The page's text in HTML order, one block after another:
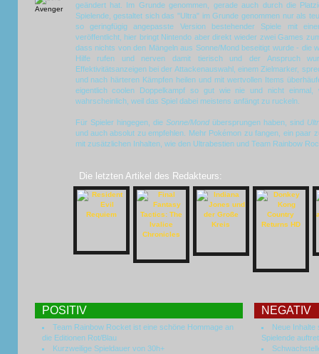
geändert hat. Im Grunde genommen, gerade auch durch die
Spielende, gestaltet sich das "Ultra" im Grunde genommen nur als
so geringfügig angepasste Version bestehender Spiele mit
veröffentlicht, hier bringt Nintendo aber direkt wieder zwei Games
dass nichts von den Mängeln aus Sonne/Mond beseitigt wurde - die
Hilfe rufen und nerven damit tierisch und der Anspruch
Effektivitätsanzeigen bei der Attackenauswahl, einem Zielmarker,
und nach härteren Kämpfen heilen und mit wertvollen Items
eigentlich coolen Doppelkampf so gut wie nie und nicht
wahrscheinlich, weil das Spiel dabei meistens anfängt zu ruckeln.
Für Spieler hingegen, die Sonne/Mondübersprungen haben, sind
und auch absolut zu empfehlen. Mehr Pokémon zu fangen, ein paar
mit zusätzlichen Inhalten, wie den Ultrabestien und Team Rainbow
Die letzten Artikel des Redakteurs:
POSITIV NEGATIV
Team Rainbow Rocket ist eine schöne Hommage an
die Editionen Rot/Blau
Kurzweilige Spieldauer von 30h+
Neue Inhalte
Spielende